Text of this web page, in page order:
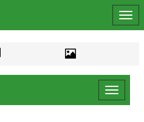
le
Toggle